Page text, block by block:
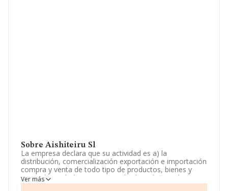
Sobre Aishiteiru Sl
La empresa declara que su actividad es a) la
distribución, comercialización exportación e importación
compra y venta de todo tipo de productos, bienes y
mercaderias. b) la representación de todo tipo de
personas fisicas o juridicas. La empresa está registrada
Ver más